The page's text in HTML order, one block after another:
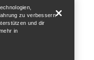
zu verbessern
und dir
in